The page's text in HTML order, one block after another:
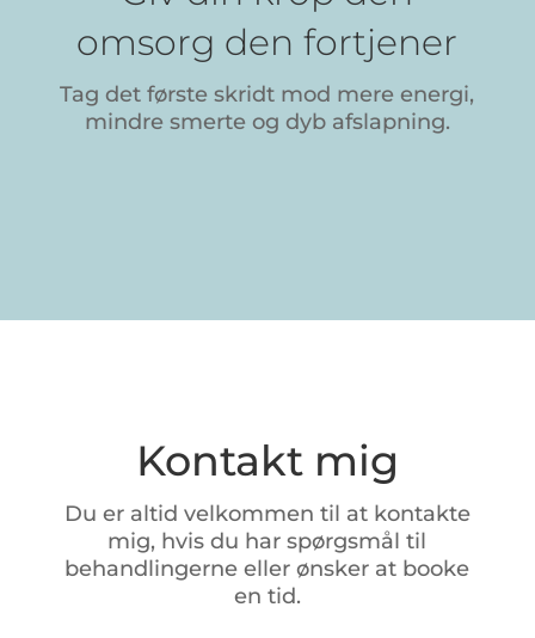
omsorg den fortjener
Tag det første skridt mod mere energi,
mindre smerte og dyb afslapning.
Kontakt mig
Du er altid velkommen til at kontakte
mig, hvisdu harspørgsmåltil
behandlingerneellerønsker at booke
en tid.